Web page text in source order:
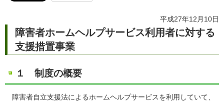
平成27年12月10日
障害者ホームヘルプサービス利用者に対する
支援措置事業
１ 制度の概要
障害者自立支援法によるホームヘルプサービスを利用していて、